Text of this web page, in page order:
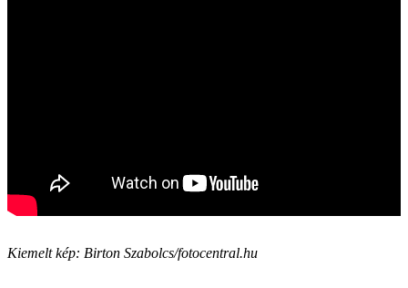
Kiemelt kép: Birton Szabolcs/fotocentral.hu